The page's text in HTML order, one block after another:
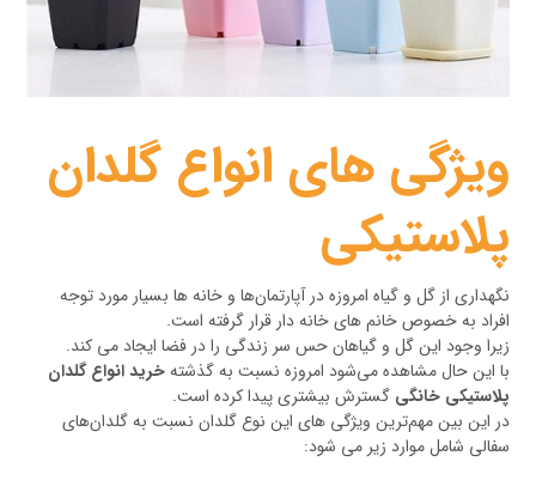
ویژگی های انواع گلدان
پلاستیکی
نگهداری از گل و گیاه امروزه در آپارتمان‌ها و خانه ها بسیار مورد توجه
افراد به خصوص خانم های خانه دار قرار گرفته است.
زیرا وجود این گل و گیاهان حس سر زندگی را در فضا ایجاد می کند.
با این حال مشاهده می‌شود امروزه نسبت به گذشتهخرید انواع گلدان
پلاستیکی خانگی گسترش بیشتری پیدا کرده است.
در این بین مهم‌ترین ویژگی های این نوع گلدان نسبت به گلدان‌های
سفالی شامل موارد زیر می شود: